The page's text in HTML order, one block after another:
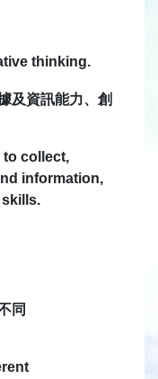
thinking.
及資訊能力、創
collect,
information,
同